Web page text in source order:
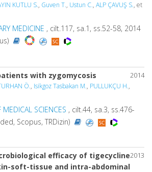
KUTLU S., Guven T., Ustun C., ALP ÇAVUŞ S., et
MEDICINE , cilt.117, sa.1, ss.52-58, 2014
2014
with zygomycosis
Ö., Isikgoz Tasbakan M., PULLUKÇU H.,
MEDICAL SCIENCES , cilt.44, sa.3, ss.476-
Scopus, TRDizin)
2013
efficacy of tigecycline
soft-tissue and intra-abdominal